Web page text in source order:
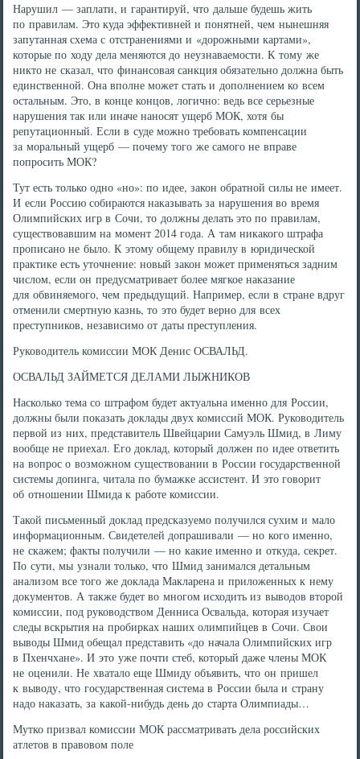
Нарушил — заплати, и гарантируй, что дальше будешь жить
по правилам. Это куда эффективней и понятней, чем нынешняя
запутанная схема с отстранениями и «дорожными картами»,
которые по ходу дела меняются до неузнаваемости. К тому же
никто не сказал, что финансовая санкция обязательно должна быть
единственной. Она вполне может стать и дополнением ко всем
остальным. Это, в конце концов, логично: ведь все серьезные
нарушения так или иначе наносят ущерб МОК, хотя бы
репутационный. Если в суде можно требовать компенсации
за моральный ущерб — почему того же самого не вправе
попросить МОК?
Тут есть только одно «но»: по идее, закон обратной силы не имеет.
И если Россию собираются наказывать за нарушения во время
Олимпийских игр в Сочи, то должны делать это по правилам,
существовавшим на момент 2014 года. А там никакого штрафа
прописано не было. К этому общему правилу в юридической
практике есть уточнение: новый закон может применяться задним
числом, если он предусматривает более мягкое наказание
для обвиняемого, чем предыдущий. Например, если в стране вдруг
отменили смертную казнь, то это будет верно для всех
преступников, независимо от даты преступления.
Руководитель комиссии МОК Денис ОСВАЛЬД.
ОСВАЛЬД ЗАЙМЕТСЯ ДЕЛАМИ ЛЫЖНИКОВ
Насколько тема со штрафом будет актуальна именно для России,
должны были показать доклады двух комиссий МОК. Руководитель
первой из них, представитель Швейцарии Самуэль Шмид, в Лиму
вообще не приехал. Его доклад, который должен по идее ответить
на вопрос о возможном существовании в России государственной
системы допинга, читала по бумажке ассистент. И это говорит
об отношении Шмида к работе комиссии.
Такой письменный доклад предсказуемо получился сухим и мало
информационным. Свидетелей допрашивали — но кого именно,
не скажем; факты получили — но какие именно и откуда, секрет.
По сути, мы узнали только, что Шмид занимался детальным
анализом все того же доклада Макларена и приложенных к нему
документов. А также будет во многом исходить из выводов второй
комиссии, под руководством Денниса Освальда, которая изучает
следы вскрытия на пробирках наших олимпийцев в Сочи. Свои
выводы Шмид обещал представить «до начала Олимпийских игр
в Пхенчхане». И это уже почти стеб, который даже члены МОК
не оценили. Не хватало еще Шмиду объявить, что он пришел
к выводу, что государственная система в России была и страну
надо наказать, за какой-нибудь день до старта Олимпиады…
Мутко призвал комиссии МОК рассматривать дела российских
атлетов в правовом поле